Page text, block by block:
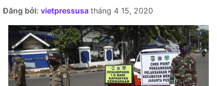
Đăng bởi: vietpressusa tháng 4 15, 2020